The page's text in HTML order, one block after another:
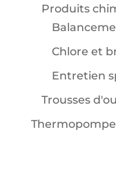
Produits
Chlore et
Entretien
Trousses